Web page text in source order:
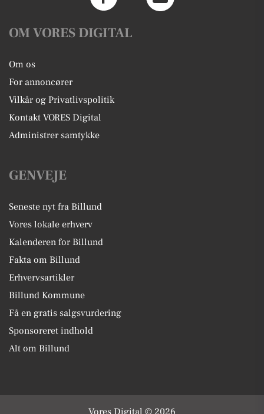
OM VORES DIGITAL
Om os
For annoncører
Vilkår og Privatlivspolitik
Kontakt VORES Digital
Administrer samtykke
GENVEJE
Seneste nyt fra Billund
Vores lokale erhverv
Kalenderen for Billund
Fakta om Billund
Erhvervsartikler
Billund Kommune
Få en gratis salgsvurdering
Sponsoreret indhold
Alt om Billund
Vores Digital © 2026